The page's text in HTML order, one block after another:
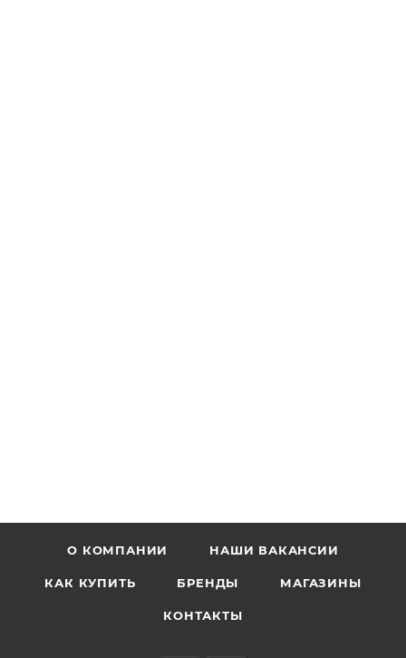
О КОМПАНИИ НАШИ ВАКАНСИИ
КАК КУПИТЬ БРЕНДЫ МАГАЗИНЫ
КОНТАКТЫ